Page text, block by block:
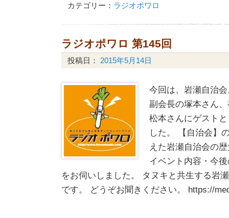
カテゴリー： ラジオポワロ
ラジオポワロ 第145回
投稿日： 2015年5月14日
今回は、岩瀬自治
副会長の塚本さん
松本さんにゲスト
した。 【自治会】
えた岩瀬自治会の
イベント内容・今
をお伺いしました。 タヌキと共生する岩
です。 どうぞお聞きください。 https://